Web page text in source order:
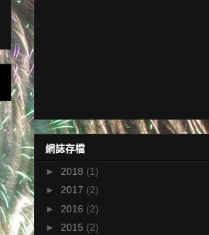
網誌存檔
► 2018 (1)
► 2017 (2)
► 2016 (2)
► 2015 (2)